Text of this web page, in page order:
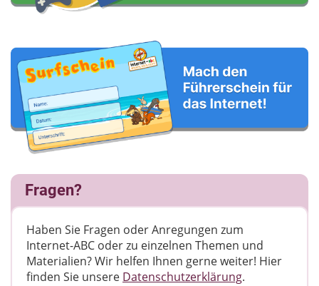
Fragen?
Haben Sie Fragen oder Anregungen zum
Internet-ABC oder zu einzelnen Themen und
Materialien? Wir helfen Ihnen gerne weiter! ​Hier
finden Sie unsere Datenschutzerklärung.